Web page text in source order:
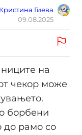
Кристина Гиева
09.08.2025
на
чекор може
борбени
до рамо со